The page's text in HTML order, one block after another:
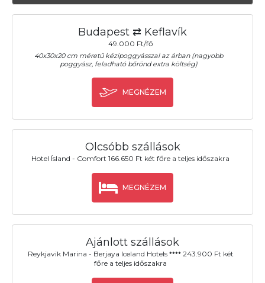
Budapest ⇄ Keflavík
49.000 Ft/fő
40x30x20 cm méretű kézipoggyásszal az árban (nagyobb
poggyász, feladható bőrönd extra költség)
MEGNÉZEM
Olcsóbb szállások
Hotel Ísland - Comfort 166.650 Ft két főre a teljes időszakra
MEGNÉZEM
Ajánlott szállások
Reykjavik Marina - Berjaya Iceland Hotels **** 243.900 Ft két
főre a teljes időszakra